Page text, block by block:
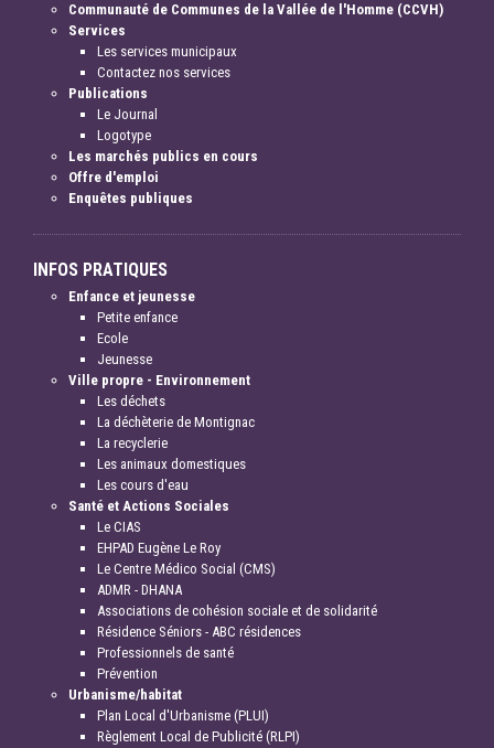
Communauté de Communes de la Vallée de l'Homme (CCVH)
Services
Les services municipaux
Contactez nos services
Publications
Le Journal
Logotype
Les marchés publics en cours
Offre d'emploi
Enquêtes publiques
INFOS PRATIQUES
Enfance et jeunesse
Petite enfance
Ecole
Jeunesse
Ville propre - Environnement
Les déchets
La déchèterie de Montignac
La recyclerie
Les animaux domestiques
Les cours d'eau
Santé et Actions Sociales
Le CIAS
EHPAD Eugène Le Roy
Le Centre Médico Social (CMS)
ADMR - DHANA
Associations de cohésion sociale et de solidarité
Résidence Séniors - ABC résidences
Professionnels de santé
Prévention
Urbanisme/habitat
Plan Local d'Urbanisme (PLUI)
Règlement Local de Publicité (RLPI)